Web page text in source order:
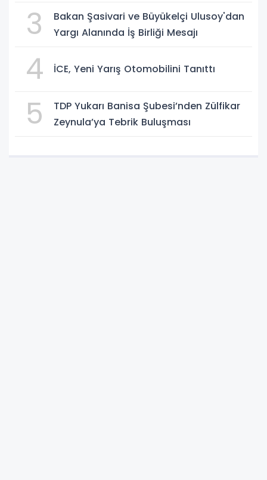
3
Bakan Şasivari ve Büyükelçi Ulusoy'dan
Yargı Alanında İş Birliği Mesajı
4 İCE, Yeni Yarış Otomobilini Tanıttı
5
TDP Yukarı Banisa Şubesi’nden Zülfikar
Zeynula’ya Tebrik Buluşması